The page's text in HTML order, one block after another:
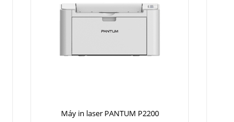
Máy in laser PANTUM P2200